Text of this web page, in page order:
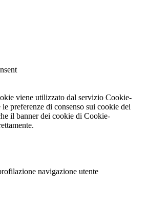
viene utilizzato dal servizio Cookie-
preferenze di consenso sui cookie dei
il banner dei cookie di Cookie-
navigazione utente